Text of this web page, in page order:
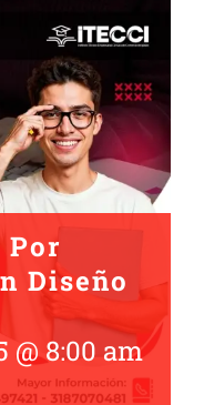
Por
Diseño
@ 8:00 am